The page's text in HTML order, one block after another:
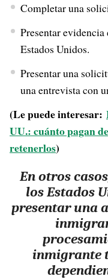
Completar una
Presentar
Estados Unidos.
Presentar una
una entrevista con
(Le puede interesar:
UU.: cuánto pagan
retenerlos)
En otros
los Estados
presentar una
inmigrante